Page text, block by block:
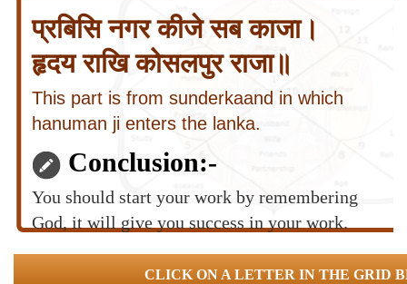
प्रबिसि नगर कीजे सब काजा।
हृदय राखि कोसलपुर राजा॥
This part is from sunderkaand in which
hanuman ji enters the lanka.
Conclusion:-
You should start your work by remembering
God, it will give you success in your work.
CLICK ON A LETTER IN THE GRID